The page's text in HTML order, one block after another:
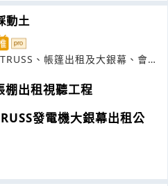
動土
、帳篷出租及大銀幕、會議
棚出租視聽工程
發電機大銀幕出租公